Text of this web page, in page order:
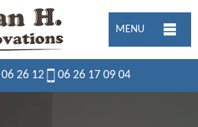
MENU
26 12 06 26 17 09 04